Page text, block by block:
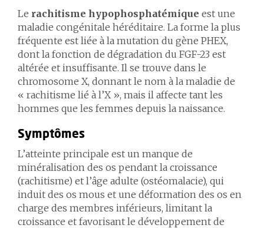
Le rachitisme hypophosphatémique est une
maladie congénitale héréditaire. La forme la plus
fréquente est liée à la mutation du gène PHEX,
dont la fonction de dégradation du FGF-23 est
altérée et insuffisante. Il se trouve dans le
chromosome X, donnant le nom à la maladie de
« rachitisme lié à l’X », mais il affecte tant les
hommes que les femmes depuis la naissance.
Symptômes
L’atteinte principale est un manque de
minéralisation des os pendant la croissance
(rachitisme) et l’âge adulte (ostéomalacie), qui
induit des os mous et une déformation des os en
charge des membres inférieurs, limitant la
croissance et favorisant le développement de